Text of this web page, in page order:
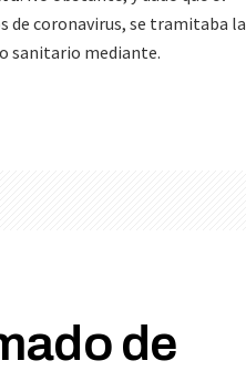
de coronavirus, se tramitaba la
sanitario mediante.
de